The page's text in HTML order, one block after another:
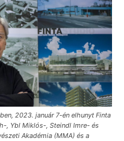
2023. január 7-én elhunyt Finta
, Ybl Miklós-, Steindl Imre- és
Akadémia (MMA) és a